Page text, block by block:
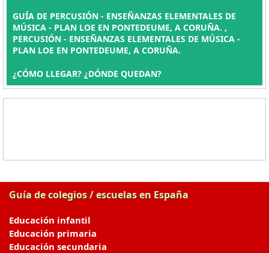
GUÍA DE PERCUSIÓN - ENSEÑANZAS ELEMENTALES DE
MÚSICA - PLAN LOE EN PONTEDEUME, A CORUÑA. ,
PERCUSIÓN - ENSEÑANZAS ELEMENTALES DE MÚSICA -
PLAN LOE EN PONTEDEUME, A CORUÑA.
¿CÓMO LLEGAR? ¿DÓNDE QUEDAN?
Guía de colegios / escuelas en España
Educación infantil
Educación primaria
Educación secundaria